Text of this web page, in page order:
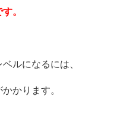
。
ルになるには、
かります。